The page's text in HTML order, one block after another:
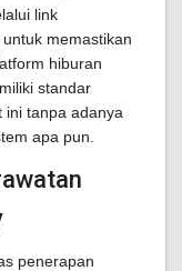
link
memastikan
hiburan
standar
ini tanpa adanya
apa pun.
penerapan